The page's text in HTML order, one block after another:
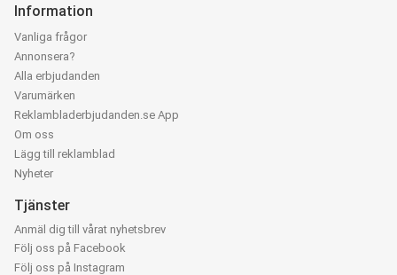
Information
Vanliga frågor
Annonsera?
Alla erbjudanden
Varumärken
Reklambladerbjudanden.se App
Om oss
Lägg till reklamblad
Nyheter
Tjänster
Anmäl dig till vårat nyhetsbrev
Följ oss på Facebook
Följ oss på Instagram